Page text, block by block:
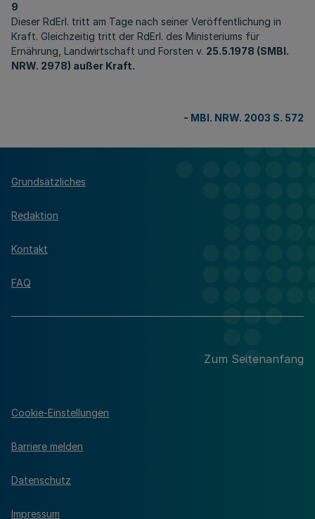
9
Dieser RdErl. tritt am Tage nach seiner Veröffentlichung in
Kraft. Gleichzeitig tritt der RdErl. des Ministeriums für
Ernährung, Landwirtschaft und Forsten v. 25.5.1978 (SMBl.
NRW. 2978) außer Kraft.
- MBl. NRW. 2003 S. 572
Grundsätzliches
Redaktion
Kontakt
FAQ
Zum Seitenanfang
Cookie-Einstellungen
Barriere melden
Datenschutz
Impressum